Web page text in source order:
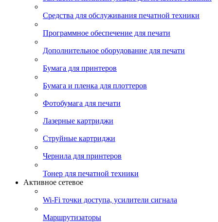
Средства для обслуживания печатной техники
Программное обеспечение для печати
Дополнительное оборудование для печати
Бумага для принтеров
Бумага и пленка для плоттеров
Фотобумага для печати
Лазерные картриджи
Струйные картриджи
Чернила для принтеров
Тонер для печатной техники
Активное сетевое
Wi-Fi точки доступа, усилители сигнала
Маршрутизаторы